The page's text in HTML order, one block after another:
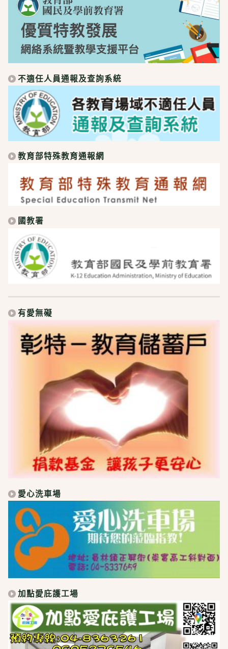
不適任人員通報及查詢系統
教育部特殊教育通報網
國教署
有愛無礙
愛心洗車場
加點愛庇護工場